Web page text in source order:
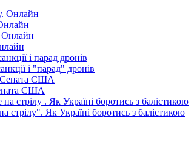
і "парад" дронів
США
Як Україні боротись з балістикою